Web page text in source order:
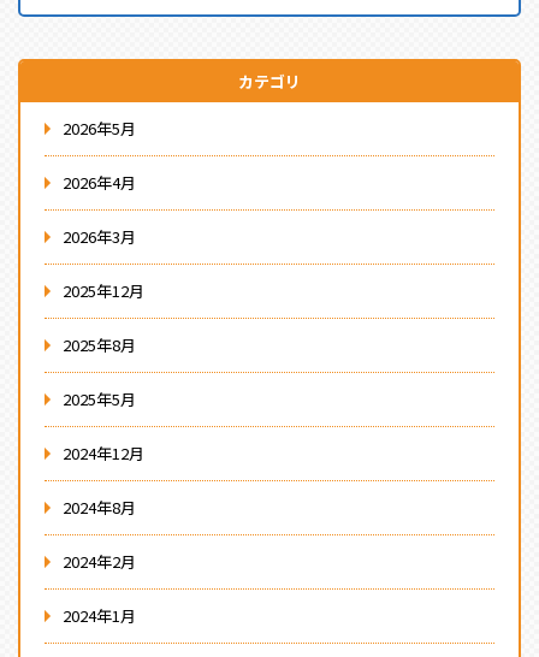
カテゴリ
2026年5月
2026年4月
2026年3月
2025年12月
2025年8月
2025年5月
2024年12月
2024年8月
2024年2月
2024年1月